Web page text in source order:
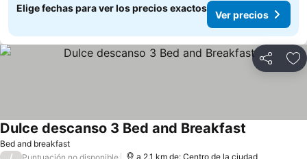
Elige fechas para ver los precios exactos
Ver precios
Compartir
Bed and breakfast
Dulce descanso 3 Bed and Breakfast
/ Puntuación no disponible a 2.1 km de: Centro de la ciudad